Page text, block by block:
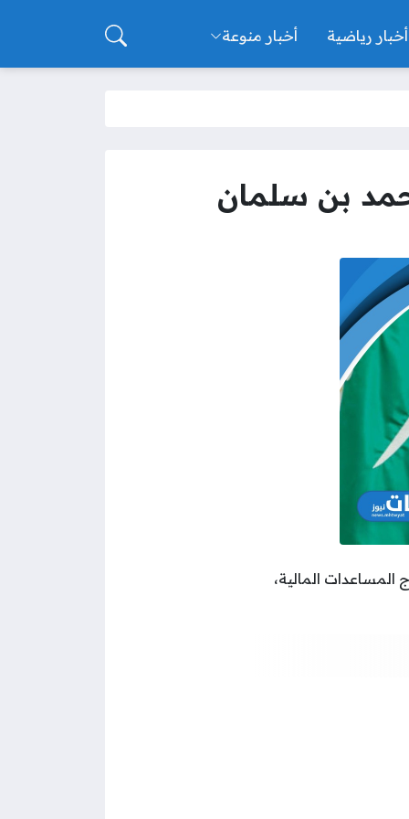
أخبار رياضية أخبار منوعة
بن سلمان
المالية،